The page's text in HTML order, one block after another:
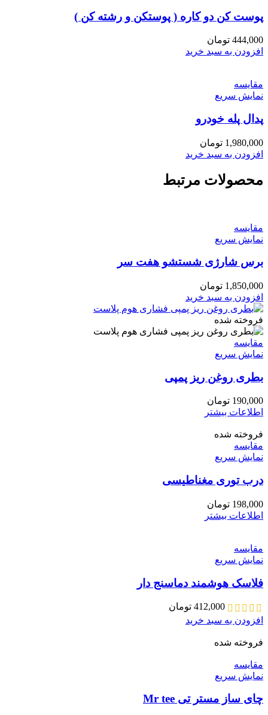
پوست کن دو کاره ( پوستکن و رشته کن )
444,000 تومان
افزودن به سبد خرید
مقايسه
نمایش سریع
پدال پله خودرو
1,980,000 تومان
افزودن به سبد خرید
محصولات مرتبط
مقايسه
نمایش سریع
برس شارژی شستشو هفت سر
1,850,000 تومان
افزودن به سبد خرید
فروخته شده
مقايسه
نمایش سریع
بطری روغن ریز پمپی
190,000 تومان
اطلاعات بیشتر
فروخته شده
مقايسه
نمایش سریع
درب توری مغناطیسی
198,000 تومان
اطلاعات بیشتر
مقايسه
نمایش سریع
فلاسک هوشمند دماسنج دار
412,000 تومان
افزودن به سبد خرید
فروخته شده
مقايسه
نمایش سریع
چای ساز مستر تی Mr tee